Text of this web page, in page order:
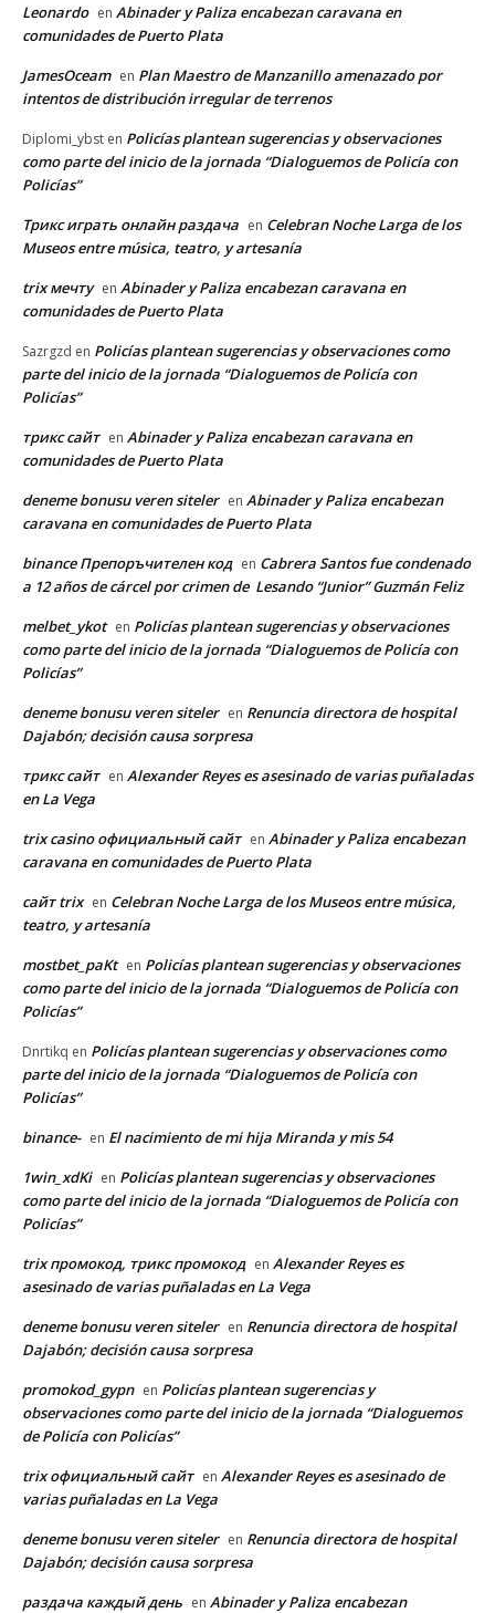
Leonardo en Abinader y Paliza encabezan caravana en
comunidades de Puerto Plata
JamesOceam en Plan Maestro de Manzanillo amenazado por
intentos de distribución irregular de terrenos
Diplomi_ybst en Policías plantean sugerencias y observaciones
como parte del inicio de la jornada “Dialoguemos de Policía con
Policías”
Трикс играть онлайн раздача en Celebran Noche Larga de los
Museos entre música, teatro, y artesanía
trix мечту en Abinader y Paliza encabezan caravana en
comunidades de Puerto Plata
Sazrgzd en Policías plantean sugerencias y observaciones como
parte del inicio de la jornada “Dialoguemos de Policía con
Policías”
трикс сайт en Abinader y Paliza encabezan caravana en
comunidades de Puerto Plata
deneme bonusu veren siteler en Abinader y Paliza encabezan
caravana en comunidades de Puerto Plata
binance Препоръчителен код en Cabrera Santos fue condenado
a 12 años de cárcel por crimen de Lesando “Junior” Guzmán Feliz
melbet_ykot en Policías plantean sugerencias y observaciones
como parte del inicio de la jornada “Dialoguemos de Policía con
Policías”
deneme bonusu veren siteler en Renuncia directora de hospital
Dajabón; decisión causa sorpresa
трикс сайт en Alexander Reyes es asesinado de varias puñaladas
en La Vega
trix casino официальный сайт en Abinader y Paliza encabezan
caravana en comunidades de Puerto Plata
сайт trix en Celebran Noche Larga de los Museos entre música,
teatro, y artesanía
mostbet_paKt en Policías plantean sugerencias y observaciones
como parte del inicio de la jornada “Dialoguemos de Policía con
Policías”
Dnrtikq en Policías plantean sugerencias y observaciones como
parte del inicio de la jornada “Dialoguemos de Policía con
Policías”
binance- en El nacimiento de mi hija Miranda y mis 54
1win_xdKi en Policías plantean sugerencias y observaciones
como parte del inicio de la jornada “Dialoguemos de Policía con
Policías”
trix промокод, трикс промокод en Alexander Reyes es
asesinado de varias puñaladas en La Vega
deneme bonusu veren siteler en Renuncia directora de hospital
Dajabón; decisión causa sorpresa
promokod_gypn en Policías plantean sugerencias y
observaciones como parte del inicio de la jornada “Dialoguemos
de Policía con Policías”
trix официальный сайт en Alexander Reyes es asesinado de
varias puñaladas en La Vega
deneme bonusu veren siteler en Renuncia directora de hospital
Dajabón; decisión causa sorpresa
раздача каждый день en Abinader y Paliza encabezan